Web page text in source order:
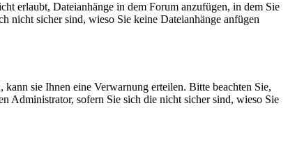
erlaubt, Dateianhänge in dem Forum anzufügen, in dem Sie
nicht sicher sind, wieso Sie keine Dateianhänge anfügen
sie Ihnen eine Verwarnung erteilen. Bitte beachten Sie,
Administrator, sofern Sie sich die nicht sicher sind, wieso Sie